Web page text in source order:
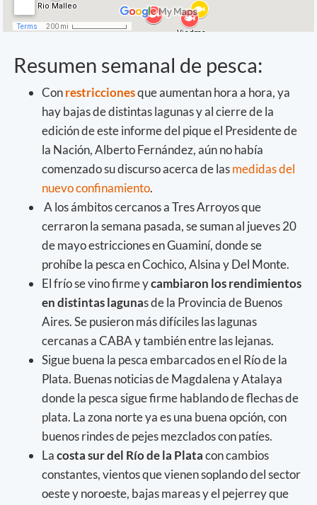
Resumen semanal de pesca:
Conrestriccionesque aumentan hora a hora, ya
hay bajas de distintas lagunas y al cierre de la
edición de este informe del pique el Presidente de
la Nación, Alberto Fernández, aún no había
comenzado su discurso acerca de lasmedidas del
nuevo confinamiento.
A los ámbitos cercanos a Tres Arroyos que
cerraron la semana pasada, se suman al jueves 20
de mayo estricciones en Guaminí, donde se
prohíbe la pesca en Cochico, Alsina y Del Monte.
El frío se vino firme ycambiaron los rendimientos
en distintas lagunas de la Provincia de Buenos
Aires. Se pusieron más difíciles las lagunas
cercanas a CABA y también entre las lejanas.
Sigue buena la pesca embarcados en el Río de la
Plata. Buenas noticias de Magdalena y Atalaya
donde la pesca sigue firme hablando de flechas de
plata. La zona norte ya es una buena opción, con
buenos rindes de pejes mezclados con patíes.
Lacosta sur del Río de la Platacon cambios
constantes, vientos que vienen soplando del sector
oeste y noroeste, bajas mareas y el pejerrey que